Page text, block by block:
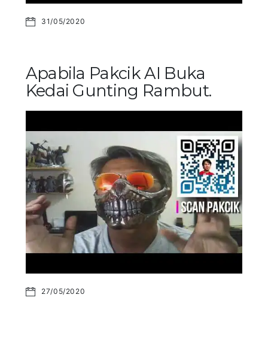
31/05/2020
Apabila Pakcik AI Buka
Kedai Gunting Rambut.
27/05/2020